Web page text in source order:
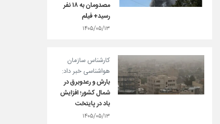
مصدومان به ۱۸ نفر
رسید+ فیلم
۱۴۰۵/۰۵/۱۳
کارشناس سازمان
هواشناسی خبر داد:
بارش و رعدوبرق در
شمال کشور؛ افزایش
باد در پایتخت
۱۴۰۵/۰۵/۱۳